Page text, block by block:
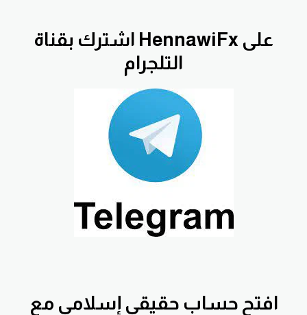
اشترك بقناة HennawiFx على
التلجرام
افتح حساب حقيقي إسلامي مع